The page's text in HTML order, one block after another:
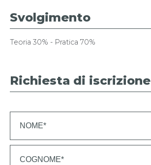
Svolgimento
Teoria 30% - Pratica 70%
Richiesta di iscrizione